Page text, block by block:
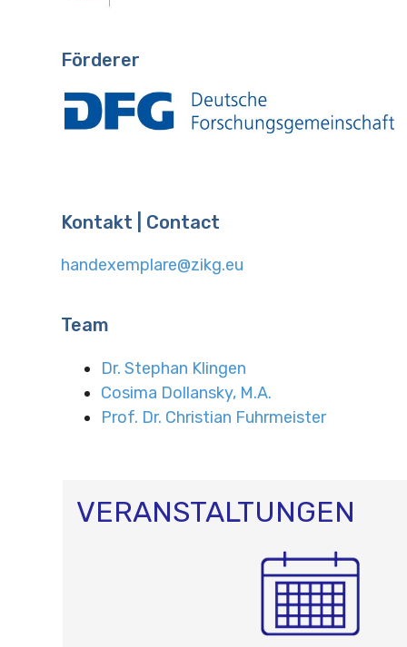
Förderer
Kontakt | Contact
handexemplare@zikg.eu
Team
Dr. Stephan Klingen
Cosima Dollansky, M.A.
Prof. Dr. Christian Fuhrmeister
VERANSTALTUNGEN